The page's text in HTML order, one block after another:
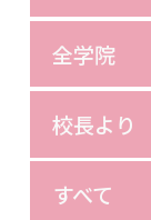
全学院
校長より
すべて